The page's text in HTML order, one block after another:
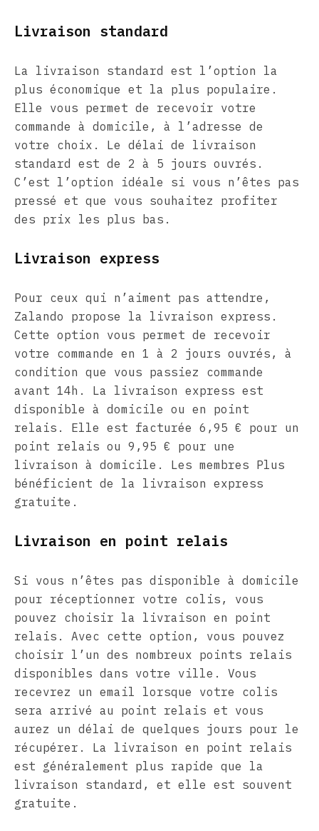
Livraison standard
La livraison standard est l’option la
plus économique et la plus populaire.
Elle vous permet de recevoir votre
commande à domicile, à l’adresse de
votre choix. Le délai de livraison
standard est de 2 à 5 jours ouvrés.
C’est l’option idéale si vous n’êtes pas
pressé et que vous souhaitez profiter
des prix les plus bas.
Livraison express
Pour ceux qui n’aiment pas attendre,
Zalando propose la livraison express.
Cette option vous permet de recevoir
votre commande en 1 à 2 jours ouvrés, à
condition que vous passiez commande
avant 14h. La livraison express est
disponible à domicile ou en point
relais. Elle est facturée 6,95 € pour un
point relais ou 9,95 € pour une
livraison à domicile. Les membres Plus
bénéficient de la livraison express
gratuite.
Livraison en point relais
Si vous n’êtes pas disponible à domicile
pour réceptionner votre colis, vous
pouvez choisir la livraison en point
relais. Avec cette option, vous pouvez
choisir l’un des nombreux points relais
disponibles dans votre ville. Vous
recevrez un email lorsque votre colis
sera arrivé au point relais et vous
aurez un délai de quelques jours pour le
récupérer. La livraison en point relais
est généralement plus rapide que la
livraison standard, et elle est souvent
gratuite.